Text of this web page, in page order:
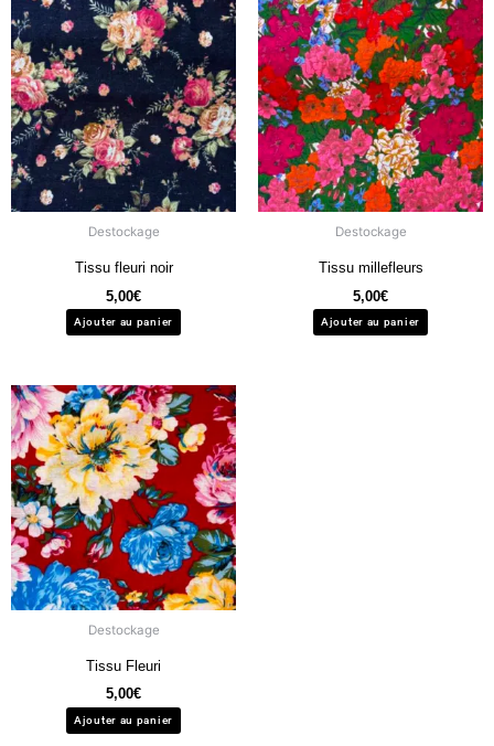
Destockage
Tissu fleuri noir
5,00€
Ajouter au panier
Destockage
Tissu millefleurs
5,00€
Ajouter au panier
Destockage
Tissu Fleuri
5,00€
Ajouter au panier